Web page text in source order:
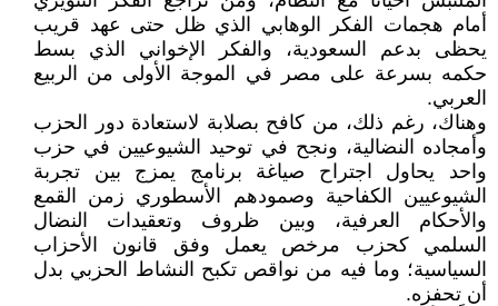
أمام هجمات الفكر الوهابي الذي ظل حتى عهد قريب
يحظى بدعم السعودية، والفكر الإخواني الذي بسط
حكمه بسرعة على مصر في الموجة الأولى من الربيع
العربي.
وهناك، رغم ذلك، من كافح بصلابة لاستعادة دور الحزب
وأمجاده النضالية، ونجح في توحيد الشيوعيين في حزب
واحد يحاول اجتراح صياغة برنامج يمزج بين تجربة
الشيوعيين الكفاحية وصمودهم الأسطوري زمن القمع
والأحكام العرفية، وبين ظروف وتعقيدات النضال
السلمي كحزب مرخص يعمل وفق قانون الأحزاب
السياسية؛ وما فيه من نواقص تكبح النشاط الحزبي بدل
أن تحفزه.